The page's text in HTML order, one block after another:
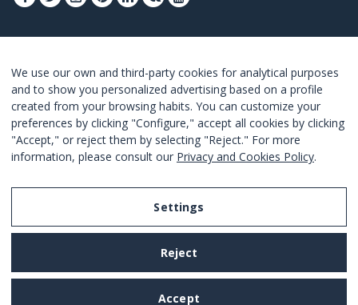
ZU ERHALTEN
ANMELDEN
I Agree with the terms and conditions
We use our own and third-party cookies for analytical purposes
and to show you personalized advertising based on a profile
created from your browsing habits. You can customize your
preferences by clicking "Configure," accept all cookies by clicking
"Accept," or reject them by selecting "Reject." For more
information, please consult our Privacy and Cookies Policy.
Settings
Reject
Accept
Legal Notice
Privacy and Cookies Policy
Terms and Conditions of Use